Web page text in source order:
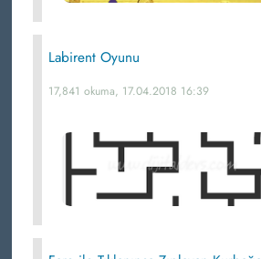
Labirent Oyunu
17,841 okuma, 17.04.2018 16:39